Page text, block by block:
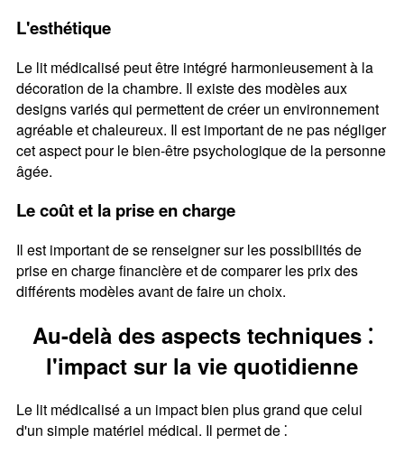
L'esthétique
Le lit médicalisé peut être intégré harmonieusement à la
décoration de la chambre. Il existe des modèles aux
designs variés qui permettent de créer un environnement
agréable et chaleureux. Il est important de ne pas négliger
cet aspect pour le bien-être psychologique de la personne
âgée.
Le coût et la prise en charge
Il est important de se renseigner sur les possibilités de
prise en charge financière et de comparer les prix des
différents modèles avant de faire un choix.
Au-delà des aspects techniques ⁚
l'impact sur la vie quotidienne
Le lit médicalisé a un impact bien plus grand que celui
d'un simple matériel médical. Il permet de ⁚